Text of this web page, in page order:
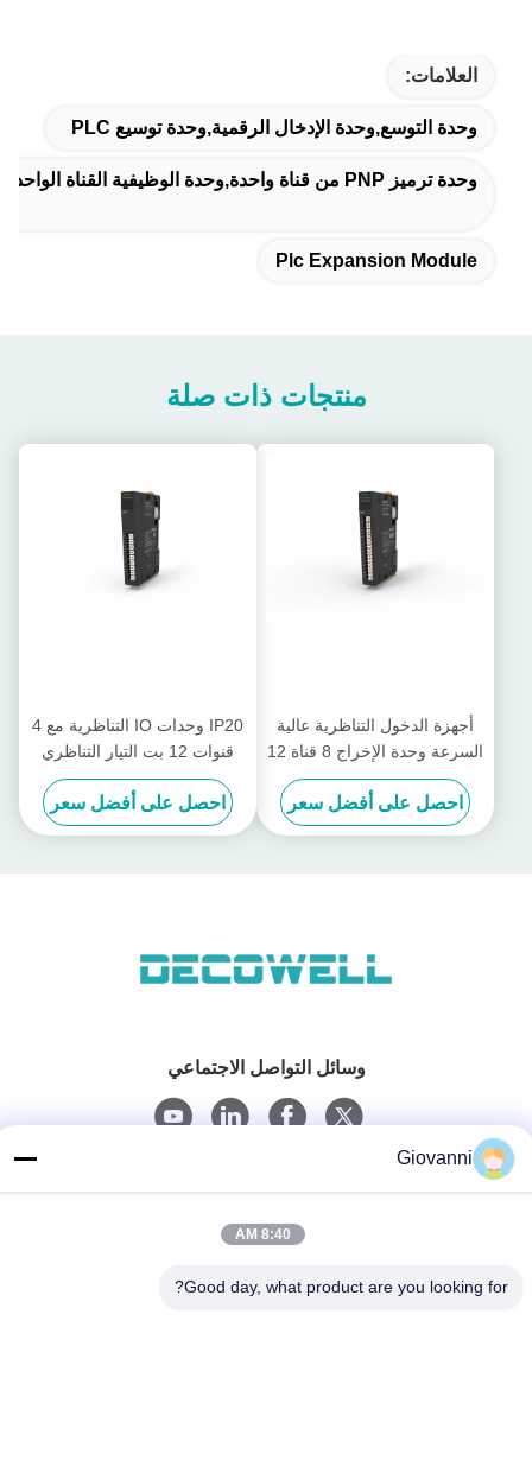
العلامات:
وحدة التوسع,وحدة الإدخال الرقمية,وحدة توسيع PLC
وحدة ترميز PNP من قناة واحدة,وحدة الوظيفية القناة الواحدة
Plc Expansion Module
منتجات ذات صلة
أجهزة الدخول التناظرية عالية
السرعة وحدة الإخراج 8 قناة 12
بت دخل التناظرية الحالية EX-
4418
احصل على أفضل سعر
IP20 وحدات IO التناظرية مع 4
قنوات 12 بت التيار التناظري
الخروج EX-5014
احصل على أفضل سعر
وسائل التواصل الاجتماعي
البريد الإلكتروني
Giovanni
8:40 AM
Good day, what product are you looking for?